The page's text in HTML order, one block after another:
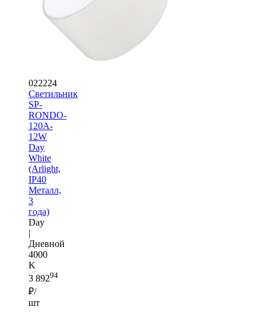
022224
Светильник
SP-
RONDO-
120A-
12W
Day
White
(Arlight,
IP40
Металл,
3
года)
Day
|
Дневной
4000
K
3 89294
₽/
шт